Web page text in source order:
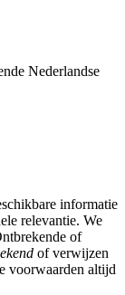
Nederlandse
informatie
relevantie. We
of
of verwijzen
voorwaarden altijd